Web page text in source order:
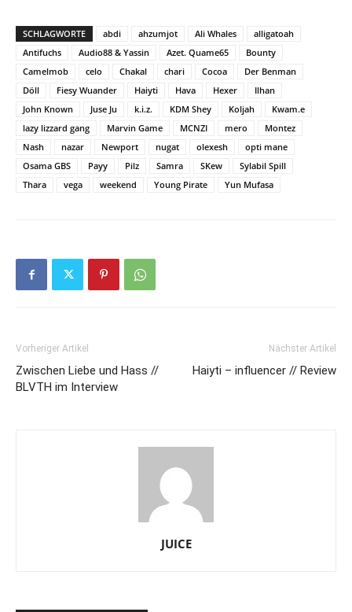
SCHLAGWORTE abdi ahzumjot Ali Whales
alligatoah
Antifuchs
Audio88 & Yassin Azet. Quame65
Bounty
Camelmob
celo Chakal chari Cocoa
Der Benman
Döll
Fiesy Wuander Haiyti Hava Hexer
Ilhan
John Known
Juse Ju k.i.z. KDM Shey Koljah
Kwam.e
lazy lizzard gang
Marvin Game MCNZI mero
Montez
Nash
nazar Newport nugat olexesh
opti mane
Osama GBS
Payy Pilz Samra SKew
Sylabil Spill
Thara
vega weekend Young Pirate Yun Mufasa
Vorheriger Artikel
Zwischen Liebe und Hass //
BLVTH im Interview
Nächster Artikel
Haiyti – influencer // Review
JUICE